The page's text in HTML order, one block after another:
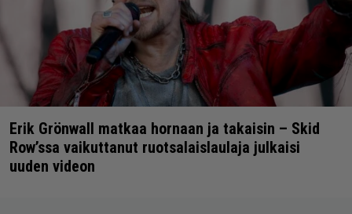
Erik Grönwall matkaa hornaan ja takaisin – Skid
Row’ssa vaikuttanut ruotsalaislaulaja julkaisi
uuden videon